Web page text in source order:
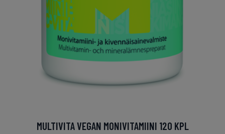
MULTIVITA VEGAN MONIVITAMIINI 120 KPL